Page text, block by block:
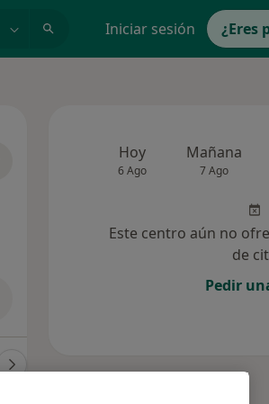
Iniciar sesión ¿Eres
Hoy
6 Ago
Mañana
7 Ago
Este centro aún no
de
Pedir